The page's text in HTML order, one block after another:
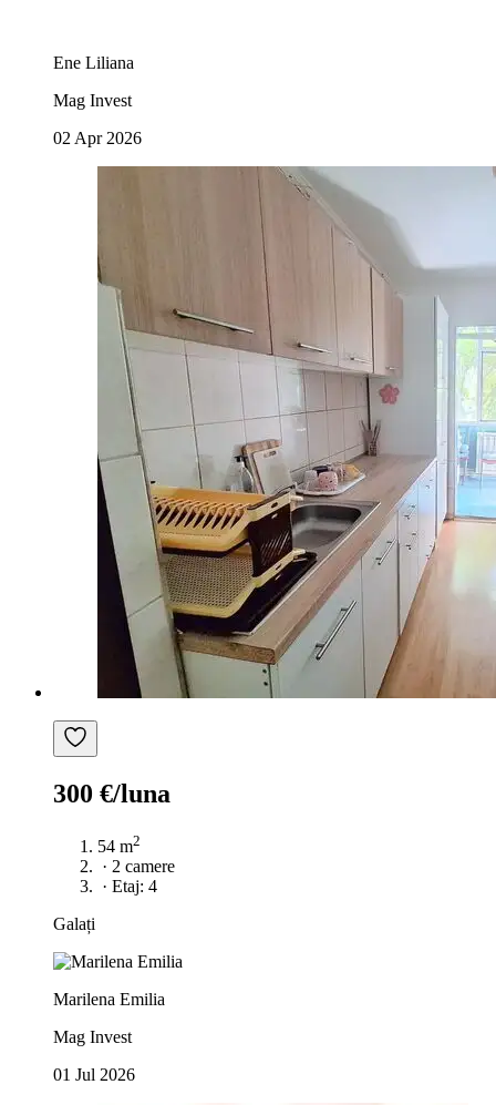
Ene Liliana
Mag Invest
02 Apr 2026
300 €/luna
54 m2
· 2 camere
· Etaj: 4
Galați
Marilena Emilia
Mag Invest
01 Jul 2026